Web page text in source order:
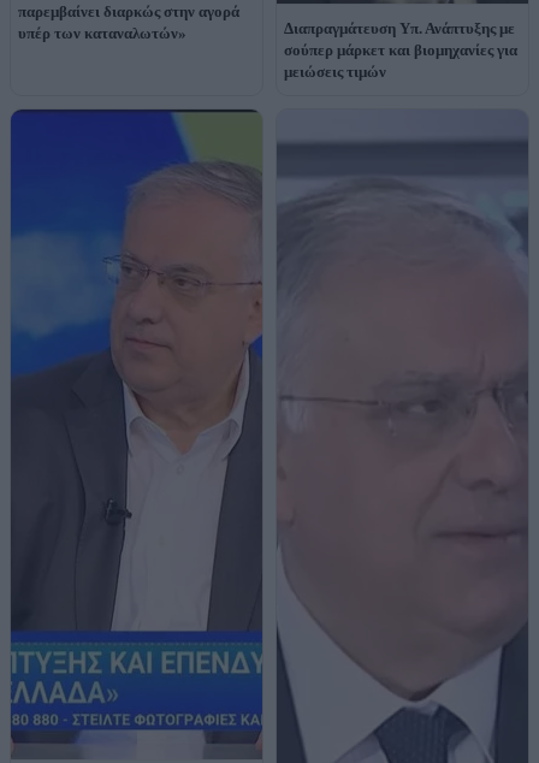
παρεμβαίνει διαρκώς στην αγορά
υπέρ των καταναλωτών»
Διαπραγμάτευση Υπ. Ανάπτυξης με
σούπερ μάρκετ και βιομηχανίες για
μειώσεις τιμών